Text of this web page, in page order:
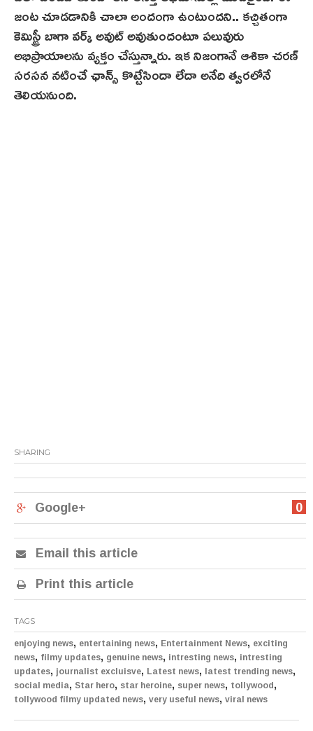
జంట చూడడానికి చాలా అందంగా ఉంటుందని.. కచ్చితంగా
కెమిస్ట్రీ బాగా వర్క్ అవుట్ అవుతుందంటూ పలువురు
అభిప్రాయాలను వ్యక్తం చేస్తున్నారు. ఇక నిజంగానే ఆశికా చరణ్‌
సరసన నటించే ఛాన్స్ కొట్టేసిందా లేదా అనేది త్వరలోనే
తెలియనుంది.
SHARING
0
Google+
Email this article
Print this article
TAGS
enjoying news, entertaining news, Entertainment News, exciting
news, filmy updates, genuine news, intresting news, intresting
updates, journalist excluisve, Latest news, latest trending news,
social media, Star hero, star heroine, super news, tollywood,
tollywood filmy updated news, very useful news, viral news